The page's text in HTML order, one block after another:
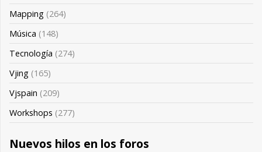
Mapping (264)
Música (148)
Tecnología (274)
Vjing (165)
Vjspain (209)
Workshops (277)
Nuevos hilos en los foros